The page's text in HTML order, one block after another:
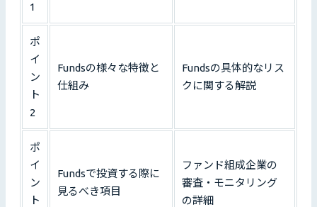
1
ポ
イ
ン
ト
2
Fundsの様々な特徴と
仕組み
Fundsの具体的なリス
クに関する解説
ポ
イ
ン
ト
Fundsで投資する際に
見るべき項目
ファンド組成企業の
審査・モニタリング
の詳細